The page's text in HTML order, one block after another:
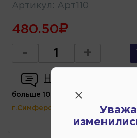
Артикул : Арт110
480.50
- +
Написать отзыв
больше 10 шт (ул.Коммунальная
г.Симферополь)